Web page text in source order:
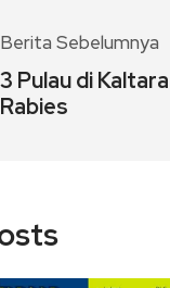
Berita Sebelumnya
3 Pulau di
Rabies